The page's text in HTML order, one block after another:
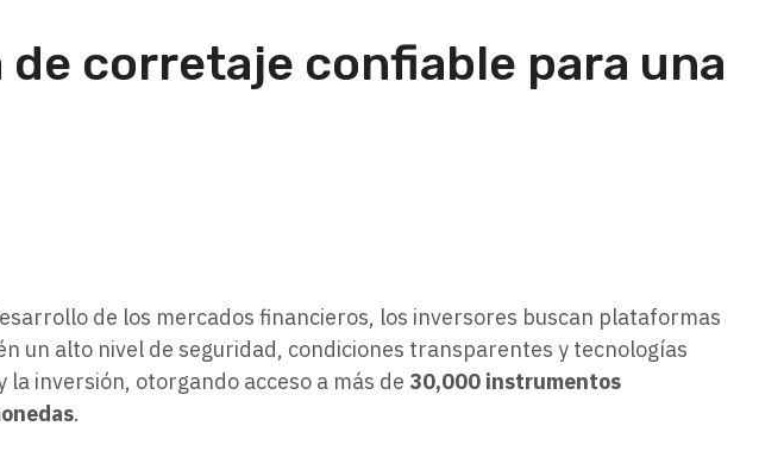
corretaje confiable para una
de los mercados financieros, los inversores buscan plataformas
un alto nivel de seguridad, condiciones transparentes y tecnologías
inversión, otorgando acceso a más de 30,000 instrumentos
.